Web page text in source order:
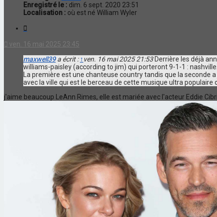
Enregistré le : dim. 6 sept. 2020 23:51
Localisation : où est né William Wyler
ven. 16 mai 2025 23:45
maxwell39a écrit : ↑ ven. 16 mai 2025 21:53Derrière les déjà
williams-paisley (according to jim) qui porteront 9-1-1 : nashville.
La première est une chanteuse country tandis que la
avec la ville qui est le berceau de cette musique ultra populaire
j'aime beaucoup LeAnn Rimes, elle est mariée avec l'acteur Eddie